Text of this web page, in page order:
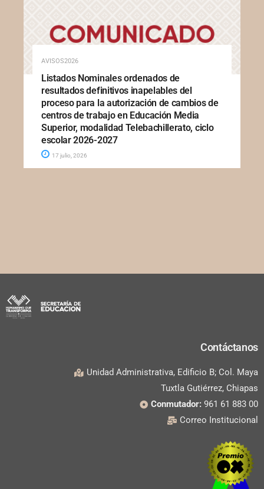
AVISOS2026
Listados Nominales ordenados de
resultados definitivos inapelables del
proceso para la autorización de cambios de
centros de trabajo en Educación Media
Superior, modalidad Telebachillerato, ciclo
escolar 2026-2027
17 julio, 2026
Contáctanos
Unidad Administrativa, Edificio B; Col. Maya
Tuxtla Gutiérrez, Chiapas
Conmutador: 961 61 883 00
Correo Institucional